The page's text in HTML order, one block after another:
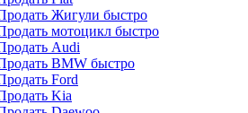
Жигули быстро
мотоцикл быстро
Audi
BMW быстро
Ford
Kia